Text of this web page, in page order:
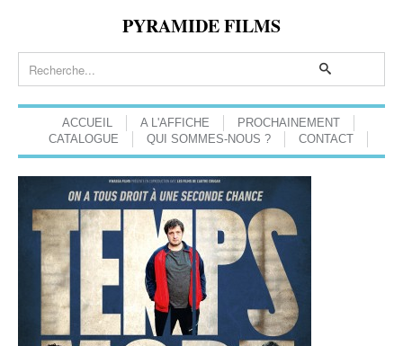
PYRAMIDE FILMS
ACCUEIL A L'AFFICHE
PROCHAINEMENT
CATALOGUE
QUI SOMMES-NOUS ? CONTACT